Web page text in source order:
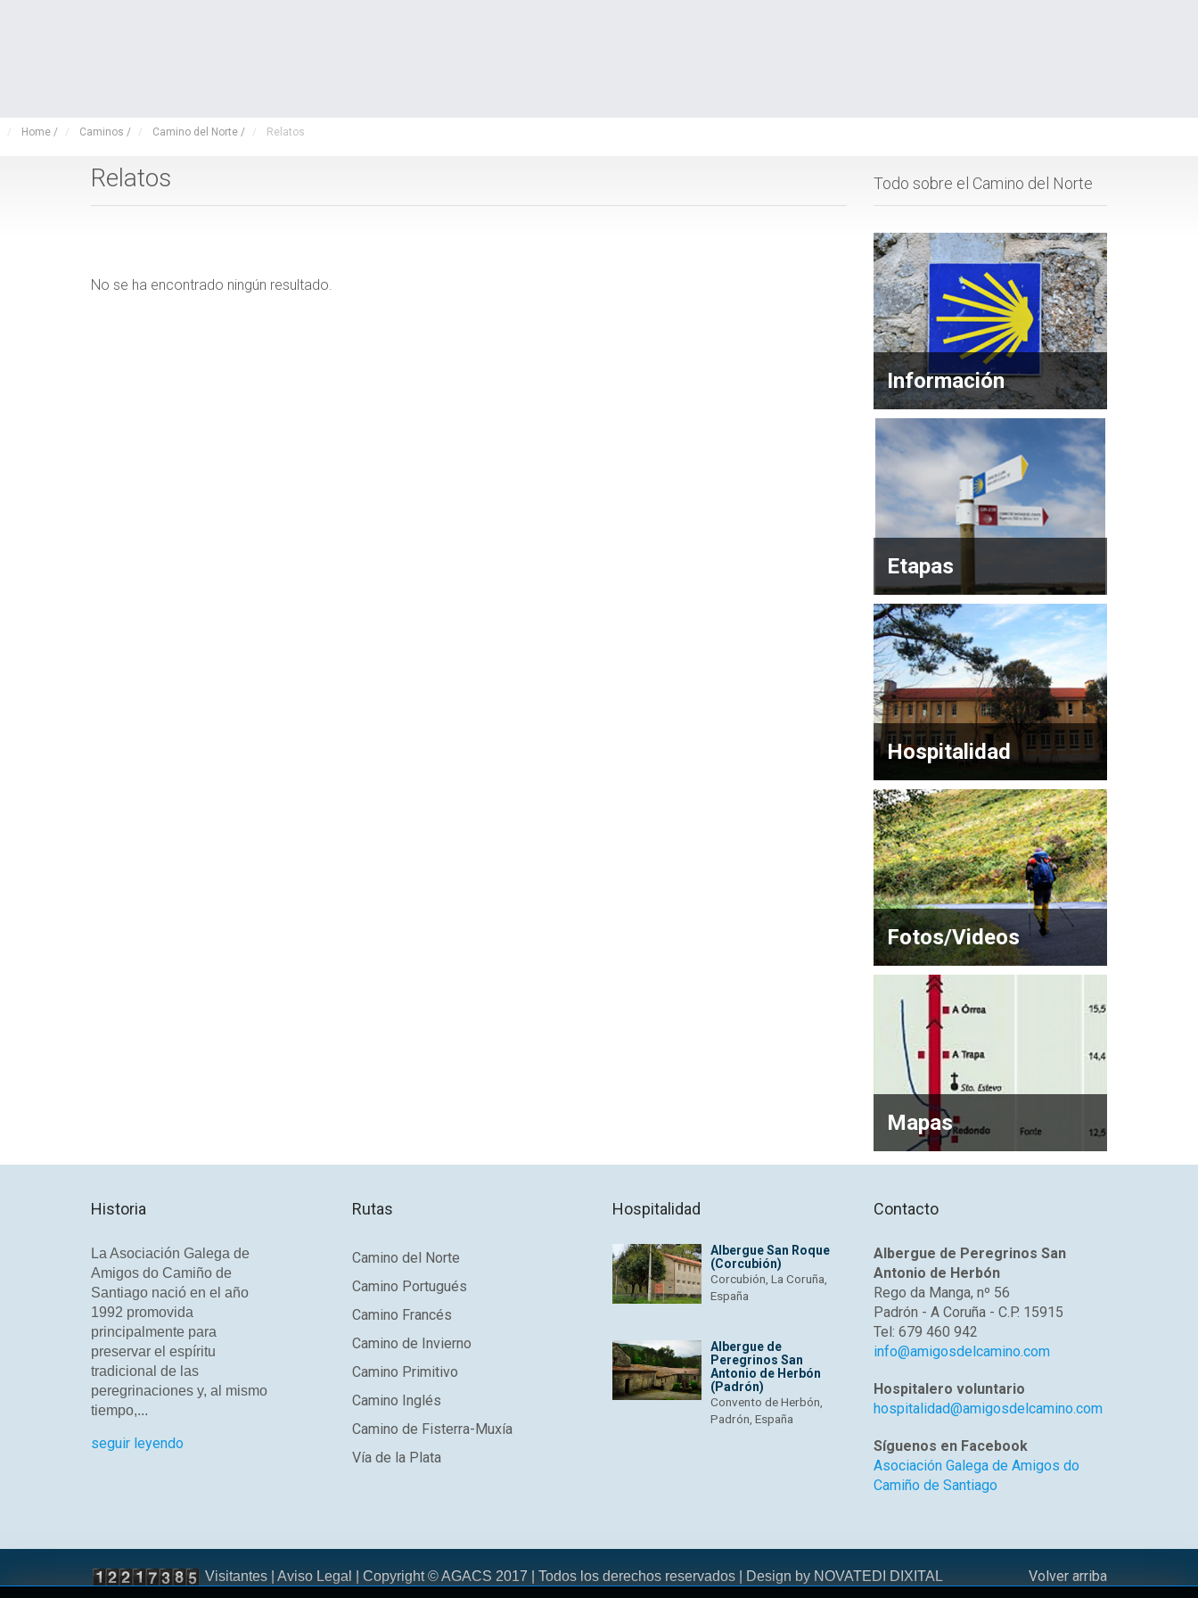
Home / Caminos / Camino del Norte / Relatos
Relatos
No se ha encontrado ningún resultado.
Todo sobre el Camino del Norte
Información
Etapas
Hospitalidad
Fotos/Videos
Mapas
Historia
La Asociación Galega de
Amigos do Camiño de
Santiago nació en el año
1992 promovida
principalmente para
preservar el espíritu
tradicional de las
peregrinaciones y, al mismo
tiempo,...
seguir leyendo
Rutas
Camino del Norte
Camino Portugués
Camino Francés
Camino de Invierno
Camino Primitivo
Camino Inglés
Camino de Fisterra-Muxía
Vía de la Plata
Hospitalidad
Albergue San Roque
(Corcubión)
Corcubión, La Coruña,
España
Albergue de
Peregrinos San
Antonio de Herbón
(Padrón)
Convento de Herbón,
Padrón, España
Contacto
Albergue de Peregrinos San
Antonio de Herbón
Rego da Manga, nº 56
Padrón - A Coruña - C.P. 15915
Tel: 679 460 942
info@amigosdelcamino.com
Hospitalero voluntario
hospitalidad@amigosdelcamino.com
Síguenos en Facebook
Asociación Galega de Amigos do
Camiño de Santiago
Volver arriba
Visitantes | Aviso Legal | Copyright © AGACS 2017 | Todos los derechos reservados | Design by NOVATEDI DIXITAL